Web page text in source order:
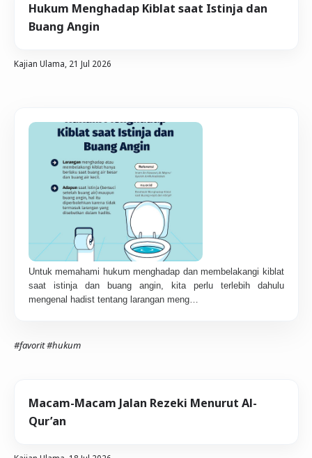
Hukum Menghadap Kiblat saat Istinja dan
Buang Angin
Kajian Ulama, 21 Jul 2026
Untuk memahami hukum menghadap dan membelakangi kiblat
saat istinja dan buang angin, kita perlu terlebih dahulu
mengenal hadist tentang larangan meng…
#favorit#hukum
Macam-Macam Jalan Rezeki Menurut Al-
Qur’an